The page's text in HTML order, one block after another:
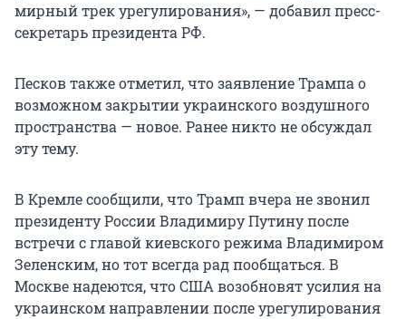
мирный трек урегулирования», — добавил пресс-
секретарь президента РФ.
Песков также отметил, что заявление Трампа о
возможном закрытии украинского воздушного
пространства — новое. Ранее никто не обсуждал
эту тему.
В Кремле сообщили, что Трамп вчера не звонил
президенту России Владимиру Путину после
встречи с главой киевского режима Владимиром
Зеленским, но тот всегда рад пообщаться. В
Москве надеются, что США возобновят усилия на
украинском направлении после урегулирования